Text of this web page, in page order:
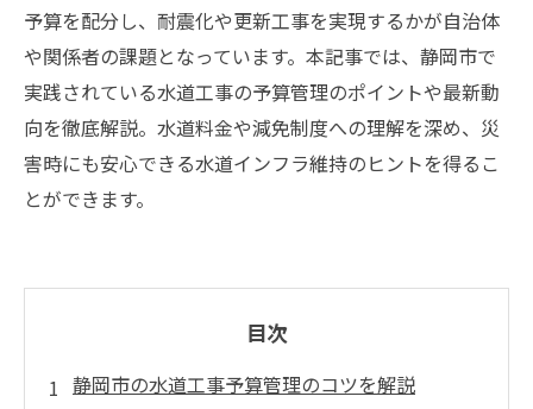
予算を配分し、耐震化や更新工事を実現するかが自治体
や関係者の課題となっています。本記事では、静岡市で
実践されている水道工事の予算管理のポイントや最新動
向を徹底解説。水道料金や減免制度への理解を深め、災
害時にも安心できる水道インフラ維持のヒントを得るこ
とができます。
目次
静岡市の水道工事予算管理のコツを解説